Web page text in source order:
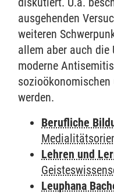
ausgehenden
weiteren
allem aber auch
moderne
werden.
Berufliche
Lehren und
Leuphana